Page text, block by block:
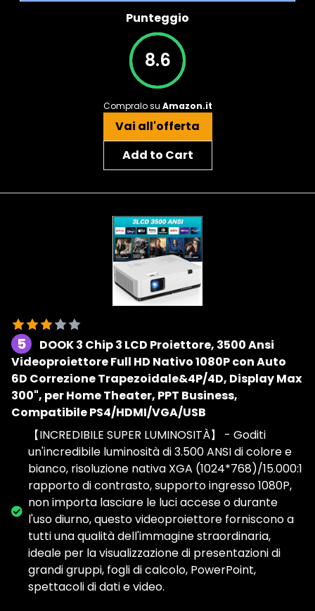
Punteggio
8.6
Compralo su Amazon.it
Vai all'offerta
Add to Cart
5
DOOK 3 Chip 3 LCD Proiettore, 3500 Ansi
Videoproiettore Full HD Nativo 1080P con Auto
6D Correzione Trapezoidale&4P/4D, Display Max
300", per Home Theater, PPT Business,
Compatibile PS4/HDMI/VGA/USB
【INCREDIBILE SUPER LUMINOSITÀ】 - Goditi
un'incredibile luminosità di 3.500 ANSI di colore e
bianco, risoluzione nativa XGA (1024*768)/15.000:1
rapporto di contrasto, supporto ingresso 1080P,
non importa lasciare le luci accese o durante
l'uso diurno, questo videoproiettore forniscono a
tutti una qualità dell'immagine straordinaria,
ideale per la visualizzazione di presentazioni di
grandi gruppi, fogli di calcolo, PowerPoint,
spettacoli di dati e video.